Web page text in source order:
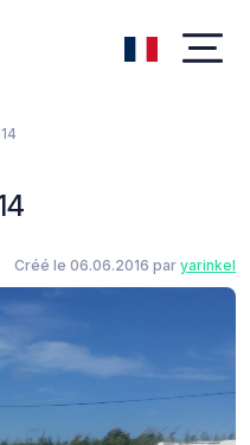
Créé le 06.06.2016 par yarinkel